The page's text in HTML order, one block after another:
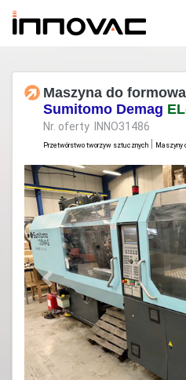
Maszyna do
Sumitomo Demag
Nr. oferty INNO31486
Przetwórstwo tworzyw sztucznych Maszyny
Previous